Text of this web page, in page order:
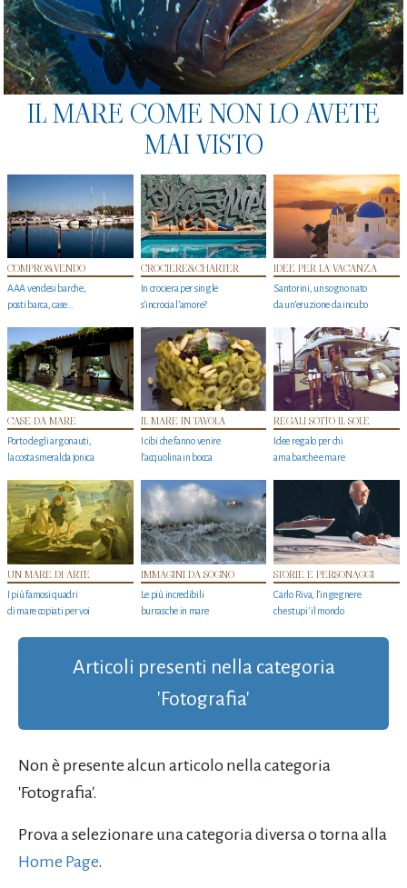
IL MARE COME NON LO AVETE
MAI VISTO
COMPRO&VENDO
AAA vendesi barche,
posti barca, case…
CROCIERE&CHARTER
In crociera per single
s'incrocia l’amore?
IDEE PER LA VACANZA
Santorini, un sogno nato
da un’eruzione da incubo
CASE DA MARE
Porto degli argonauti,
la costa smeralda jonica
IL MARE IN TAVOLA
I cibi che fanno venire
l’acquolina in bocca
REGALI SOTTO IL SOLE
Idee regalo per chi
ama barche e mare
UN MARE DI ARTE
I più famosi quadri
di mare copiati per voi
IMMAGINI DA SOGNO
Le più incredibili
burrasche in mare
STORIE E PERSONAGGI
Carlo Riva, l’ingegnere
che stupi' il mondo
Articoli presenti nella categoria
'Fotografia'
Non è presente alcun articolo nella categoria
'Fotografia'.
Prova a selezionare una categoria diversa o torna alla
Home Page.